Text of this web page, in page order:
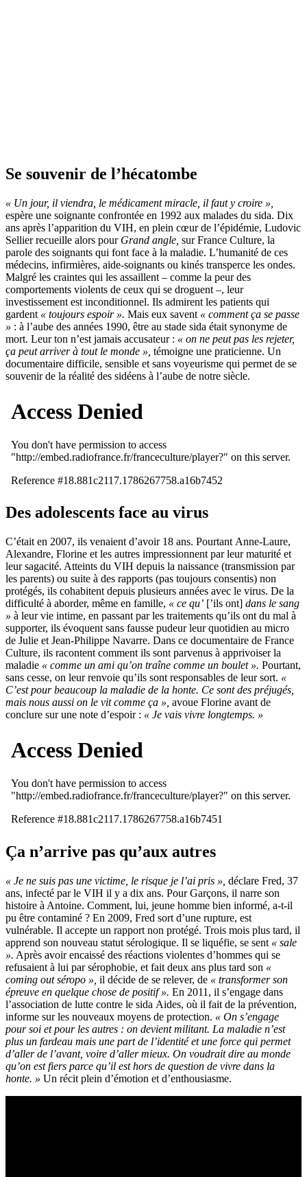
Se souvenir de l’hécatombe
« Un jour, il viendra, le médicament miracle, il faut y croire »,
espère une soignante confrontée en 1992 aux malades du sida. Dix
ans après l’apparition du VIH, en plein cœur de l’épidémie, Ludovic
Sellier recueille alors pour Grand angle, sur France Culture, la
parole des soignants qui font face à la maladie. L’humanité de ces
médecins, infirmières, aide-soignants ou kinés transperce les ondes.
Malgré les craintes qui les assaillent – comme la peur des
comportements violents de ceux qui se droguent –, leur
investissement est inconditionnel. Ils admirent les patients qui
gardent « toujours espoir ». Mais eux savent « comment ça se passe
» : à l’aube des années 1990, être au stade sida était synonyme de
mort. Leur ton n’est jamais accusateur : « on ne peut pas les rejeter,
ça peut arriver à tout le monde », témoigne une praticienne. Un
documentaire difficile, sensible et sans voyeurisme qui permet de se
souvenir de la réalité des sidéens à l’aube de notre siècle.
Des adolescents face au virus
C’était en 2007, ils venaient d’avoir 18 ans. Pourtant Anne-Laure,
Alexandre, Florine et les autres impressionnent par leur maturité et
leur sagacité. Atteints du VIH depuis la naissance (transmission par
les parents) ou suite à des rapports (pas toujours consentis) non
protégés, ils cohabitent depuis plusieurs années avec le virus. De la
difficulté à aborder, même en famille, « ce qu’ [’ils ont] dans le sang
» à leur vie intime, en passant par les traitements qu’ils ont du mal à
supporter, ils évoquent sans fausse pudeur leur quotidien au micro
de Julie et Jean-Philippe Navarre. Dans ce documentaire de France
Culture, ils racontent comment ils sont parvenus à apprivoiser la
maladie « comme un ami qu’on traîne comme un boulet ». Pourtant,
sans cesse, on leur renvoie qu’ils sont responsables de leur sort. «
C’est pour beaucoup la maladie de la honte. Ce sont des préjugés,
mais nous aussi on le vit comme ça », avoue Florine avant de
conclure sur une note d’espoir : « Je vais vivre longtemps. »
Ça n’arrive pas qu’aux autres
« Je ne suis pas une victime, le risque je l’ai pris », déclare Fred, 37
ans, infecté par le VIH il y a dix ans. Pour Garçons, il narre son
histoire à Antoine. Comment, lui, jeune homme bien informé, a-t-il
pu être contaminé ? En 2009, Fred sort d’une rupture, est
vulnérable. Il accepte un rapport non protégé. Trois mois plus tard, il
apprend son nouveau statut sérologique. Il se liquéfie, se sent « sale
». Après avoir encaissé des réactions violentes d’hommes qui se
refusaient à lui par sérophobie, et fait deux ans plus tard son «
coming out séropo », il décide de se relever, de « transformer son
épreuve en quelque chose de positif ». En 2011, il s’engage dans
l’association de lutte contre le sida Aides, où il fait de la prévention,
informe sur les nouveaux moyens de protection. « On s’engage
pour soi et pour les autres : on devient militant. La maladie n’est
plus un fardeau mais une part de l’identité et une force qui permet
d’aller de l’avant, voire d’aller mieux. On voudrait dire au monde
qu’on est fiers parce qu’il est hors de question de vivre dans la
honte. » Un récit plein d’émotion et d’enthousiasme.